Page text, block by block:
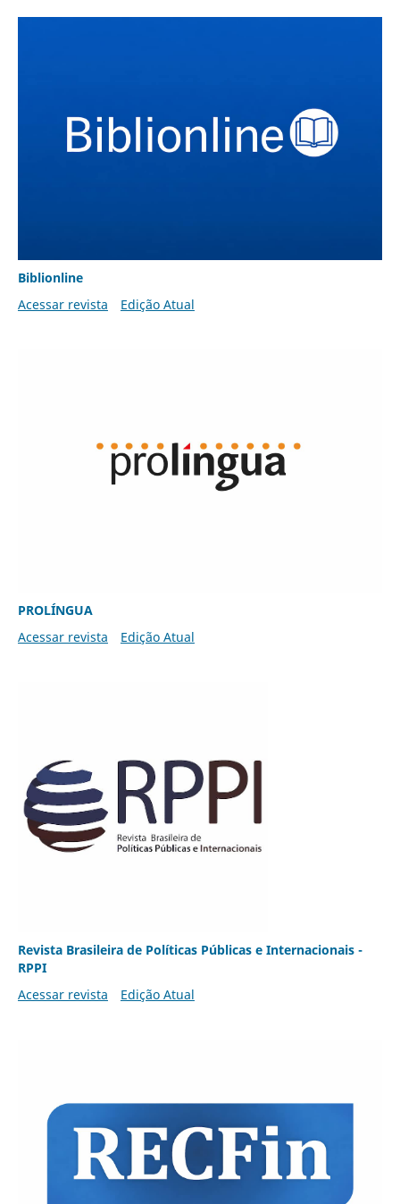
Biblionline
Acessar revista
Edição Atual
PROLÍNGUA
Acessar revista
Edição Atual
Revista Brasileira de Políticas Públicas e Internacionais -
RPPI
Acessar revista
Edição Atual